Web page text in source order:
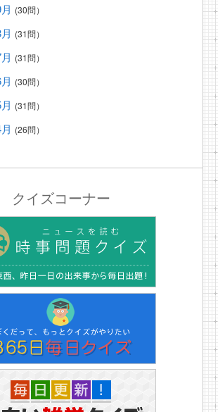
(30問）
(31問）
(31問）
(30問）
(31問）
(26問）
クイズコーナー